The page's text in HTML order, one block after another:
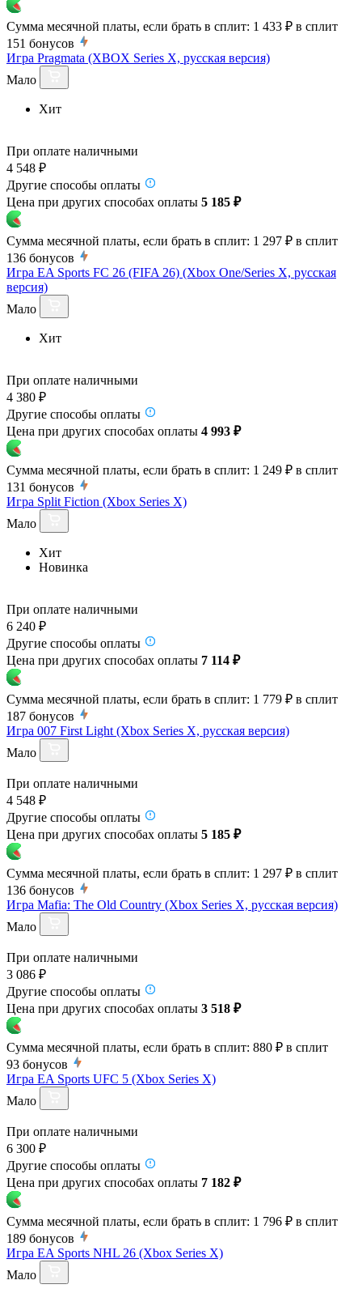
Сумма месячной платы, если брать в сплит: 1 433 ₽ в сплит
151 бонусов
Игра Pragmata (XBOX Series X, русская версия)
Мало
Хит
При оплате наличными
4 548 ₽
Другие способы оплаты
Цена при других способах оплаты 5 185 ₽
Сумма месячной платы, если брать в сплит: 1 297 ₽ в сплит
136 бонусов
Игра EA Sports FC 26 (FIFA 26) (Xbox One/Series X, русская
версия)
Мало
Хит
При оплате наличными
4 380 ₽
Другие способы оплаты
Цена при других способах оплаты 4 993 ₽
Сумма месячной платы, если брать в сплит: 1 249 ₽ в сплит
131 бонусов
Игра Split Fiction (Xbox Series X)
Мало
Хит
Новинка
При оплате наличными
6 240 ₽
Другие способы оплаты
Цена при других способах оплаты 7 114 ₽
Сумма месячной платы, если брать в сплит: 1 779 ₽ в сплит
187 бонусов
Игра 007 First Light (Xbox Series X, русская версия)
Мало
При оплате наличными
4 548 ₽
Другие способы оплаты
Цена при других способах оплаты 5 185 ₽
Сумма месячной платы, если брать в сплит: 1 297 ₽ в сплит
136 бонусов
Игра Mafia: The Old Country (Xbox Series X, русская версия)
Мало
При оплате наличными
3 086 ₽
Другие способы оплаты
Цена при других способах оплаты 3 518 ₽
Сумма месячной платы, если брать в сплит: 880 ₽ в сплит
93 бонусов
Игра EA Sports UFC 5 (Xbox Series X)
Мало
При оплате наличными
6 300 ₽
Другие способы оплаты
Цена при других способах оплаты 7 182 ₽
Сумма месячной платы, если брать в сплит: 1 796 ₽ в сплит
189 бонусов
Игра EA Sports NHL 26 (Xbox Series X)
Мало